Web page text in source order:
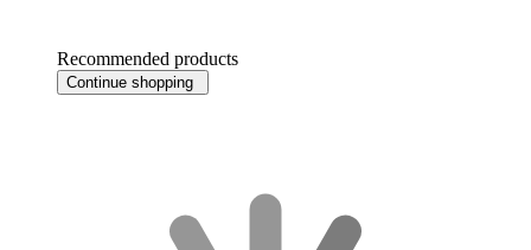
Recommended products
Continue shopping